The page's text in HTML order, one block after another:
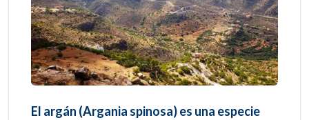
El argán (Argania spinosa) es una especie